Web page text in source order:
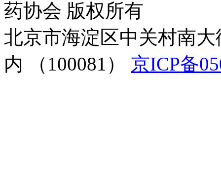
药协会 版权所有
北京市海淀区中关村南
内 （100081） 京ICP备